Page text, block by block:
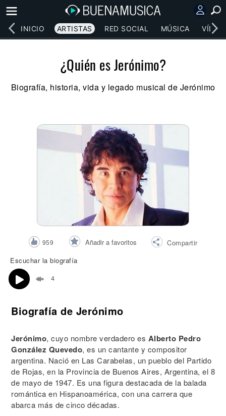
INICIO ARTISTAS RED SOCIAL MÚSICA
¿Quién es Jerónimo?
Biografía, historia, vida y legado musical de Jerónimo
959 Añadir a favoritos
Compartir
Escuchar la biografía
4
Biografía de Jerónimo
Jerónimo, cuyo nombre verdadero es Alberto Pedro
González Quevedo, es un cantante y compositor
argentina. Nació en Las Carabelas, un pueblo del Partido
de Rojas, en la Provincia de Buenos Aires, Argentina, el 8
de mayo de 1947. Es una figura destacada de la balada
romántica en Hispanoamérica, con una carrera que
abarca más de cinco décadas.